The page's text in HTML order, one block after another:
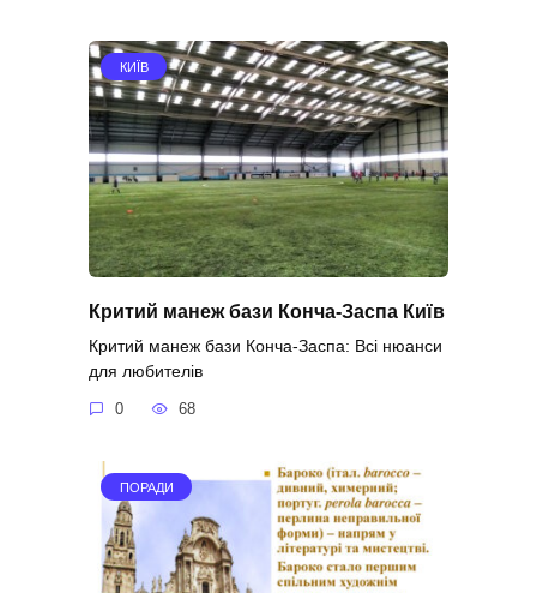
КИЇВ
Критий манеж бази Конча-Заспа Київ
Критий манеж бази Конча-Заспа: Всі нюанси
для любителів
0 68
ПОРАДИ